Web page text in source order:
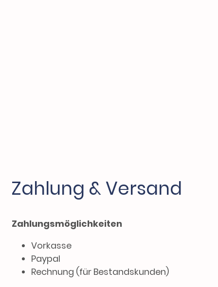
Zahlung & Versand
Zahlungsmöglichkeiten
Vorkasse
Paypal
Rechnung (für Bestandskunden)